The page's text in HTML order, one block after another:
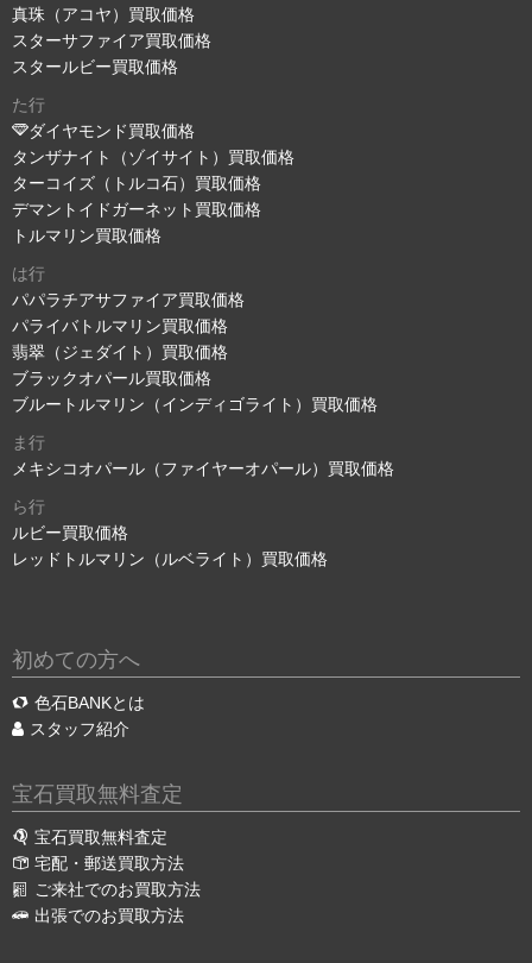
真珠（アコヤ）買取価格
スターサファイア買取価格
スタールビー買取価格
た行
ダイヤモンド買取価格
タンザナイト（ゾイサイト）買取価格
ターコイズ（トルコ石）買取価格
デマントイドガーネット買取価格
トルマリン買取価格
は行
パパラチアサファイア買取価格
パライバトルマリン買取価格
翡翠（ジェダイト）買取価格
ブラックオパール買取価格
ブルートルマリン（インディゴライト）買取価格
ま行
メキシコオパール（ファイヤーオパール）買取価格
ら行
ルビー買取価格
レッドトルマリン（ルベライト）買取価格
初めての方へ
色石BANKとは
スタッフ紹介
宝石買取無料査定
宝石買取無料査定
宅配・郵送買取方法
ご来社でのお買取方法
出張でのお買取方法